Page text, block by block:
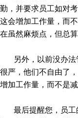
勤，并要求员工如对
这会增加工作量，而
在虽然麻烦点，但总
另外，以前没办法
很严，他们不自由了
增加工作量，而不是减
最后提醒您，员工